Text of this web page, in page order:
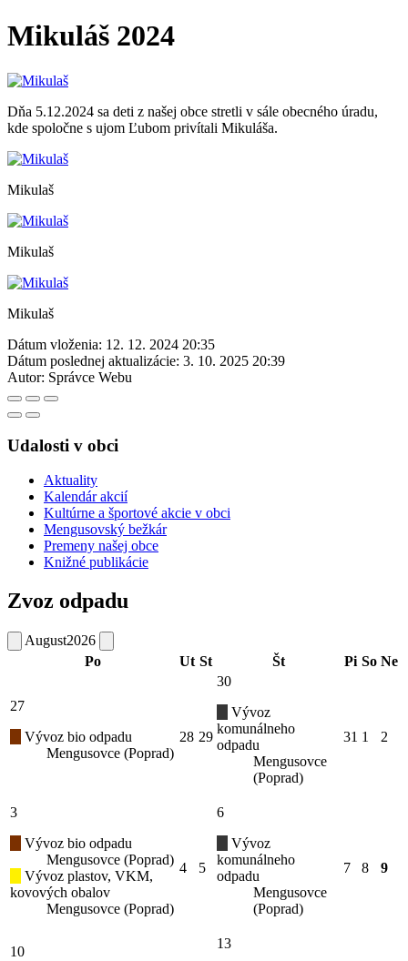
Mikuláš 2024
Dňa 5.12.2024 sa deti z našej obce stretli v sále obecného úradu,
kde spoločne s ujom Ľubom privítali Mikuláša.
Mikulaš
Mikulaš
Mikulaš
Dátum vloženia: 12. 12. 2024 20:35
Dátum poslednej aktualizácie: 3. 10. 2025 20:39
Autor: Správce Webu
Udalosti v obci
Aktuality
Kalendár akcií
Kultúrne a športové akcie v obci
Mengusovský bežkár
Premeny našej obce
Knižné publikácie
Zvoz odpadu
August2026
Po
Ut St Št Pi So Ne
27
Vývoz bio odpadu
Mengusovce (Poprad)
28 29
30
Vývoz
komunálneho
odpadu
Mengusovce
(Poprad)
31 1 2
3
Vývoz bio odpadu
Mengusovce (Poprad)
Vývoz plastov, VKM,
kovových obalov
Mengusovce (Poprad)
4 5
6
Vývoz
komunálneho
odpadu
Mengusovce
(Poprad)
7 8 9
10
13